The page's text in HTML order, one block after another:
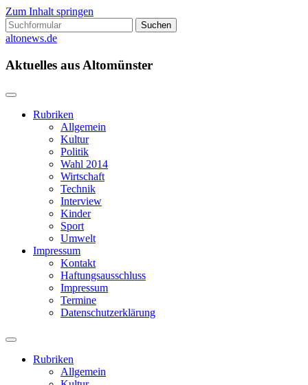
Zum Inhalt springen
Suchen
nach:
altonews.de
Aktuelles aus Altomünster
Rubriken
Allgemein
Kultur
Politik
Wahl 2014
Wirtschaft
Technik
Interview
Kinder
Sport
Umwelt
Impressum
Kontakt
Haftungsausschluss
Impressum
Termine
Datenschutzerklärung
Suchfeld
ein-/ausblenden
Rubriken
Allgemein